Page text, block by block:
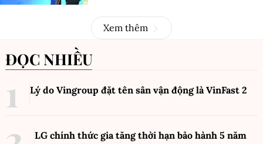
Xem thêm
ĐỌC NHIỀU
Lý do Vingroup đặt tên sân vận động là VinFast 2
LG chính thức gia tăng thời hạn bảo hành 5 năm